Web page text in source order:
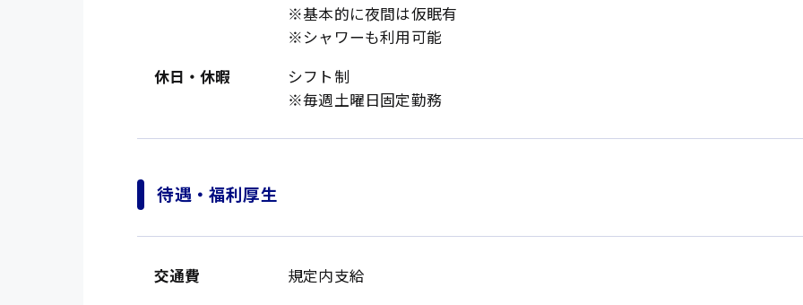
組立、加工
医師
貿易事務
広島市中区
山県郡
熊本県
時給制すべて
日給制すべて 月給制すべて 時給1000円～
時給1300円〜
※基本的に夜間は仮眠有
※シャワーも利用可能
休日・休暇
シフト制
※毎週土曜日固定勤務
待遇・福利厚生
交通費 規定内支給